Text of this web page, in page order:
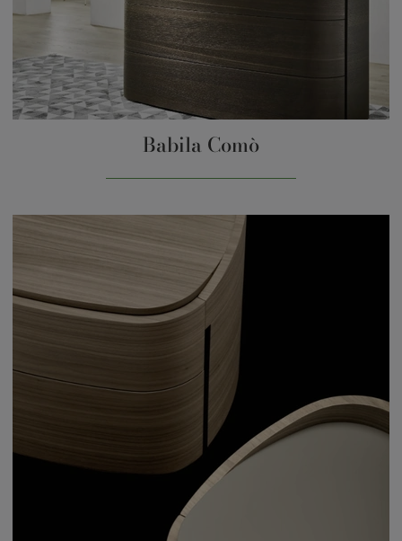
Babila Comò